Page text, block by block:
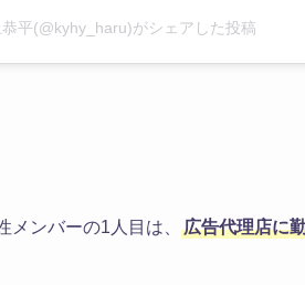
平(@kyhy_haru)がシェアした投稿
メンバーの1人目は、
広告代理店に